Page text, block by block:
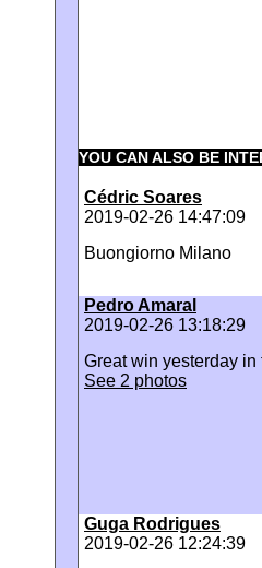
YOU CAN ALSO BE
Cédric Soares
2019-02-26 14:47:09
Buongiorno Milano
Pedro Amaral
2019-02-26 13:18:29
Great win yesterday in
See 2 photos
Guga Rodrigues
2019-02-26 12:24:39